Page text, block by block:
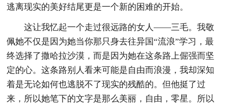
逃离现实的美好结尾更是一个新的困难的开始。
这让我忆起一个走过很远路的女人——三毛。我敬
佩她不仅是因为她当你那只身去往异国“流浪”学习，最
终选择了撒哈拉沙漠，而是因为她在这条路上倔强而坚
定的心。这条路别人看来可能是自由而浪漫，我却深知
着是无论如何也逃脱不了现实的残酷的。但他挺了过
来，所以她笔下的文字是那么美丽，自由，零星。所以